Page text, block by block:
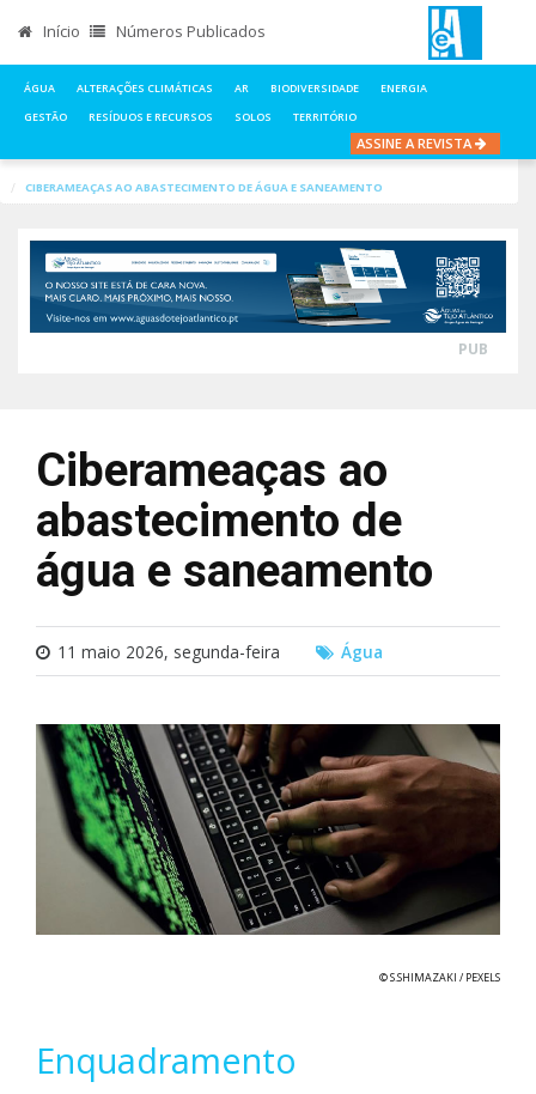
Início Números Publicados
ÁGUA ALTERAÇÕES CLIMÁTICAS AR BIODIVERSIDADE
ENERGIA
GESTÃO
RESÍDUOS E RECURSOS SOLOS TERRITÓRIO
ASSINE A REVISTA
CIBERAMEAÇAS AO ABASTECIMENTO DE ÁGUA E SANEAMENTO
PUB
Ciberameaças ao
abastecimento de
água e saneamento
11 maio 2026, segunda-feira Água
© S.SHIMAZAKI / PEXELS
Enquadramento